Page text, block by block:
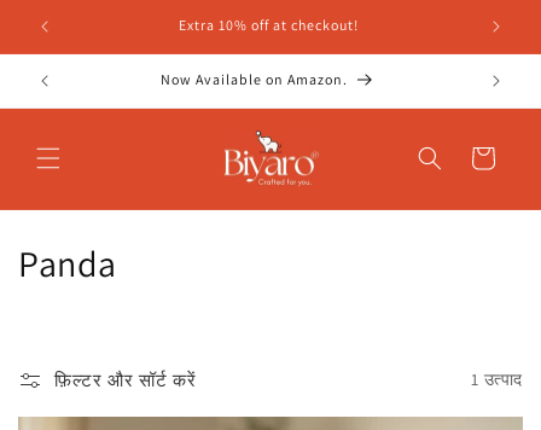
सामग्री
पर जाएं
Extra 10% off at checkout!
Now Available on Amazon.
कार्ट
सं
Panda
फ़िल्टर और सॉर्ट करें 1 उत्पाद